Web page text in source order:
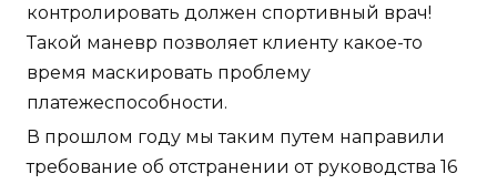
контролировать должен спортивный врач!
Такой маневр позволяет клиенту какое-то
время маскировать проблему
платежеспособности.
В прошлом году мы таким путем направили
требование об отстранении от руководства 16